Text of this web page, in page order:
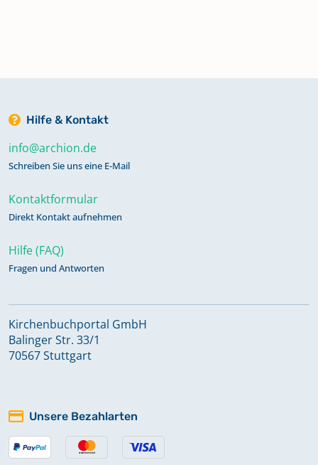
Hilfe & Kontakt
info@archion.de
Schreiben Sie uns eine E-Mail
Kontaktformular
Direkt Kontakt aufnehmen
Hilfe (FAQ)
Fragen und Antworten
Kirchenbuchportal GmbH
Balinger Str. 33/1
70567 Stuttgart
Unsere Bezahlarten